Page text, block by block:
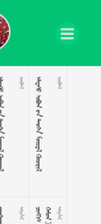

 
     
 